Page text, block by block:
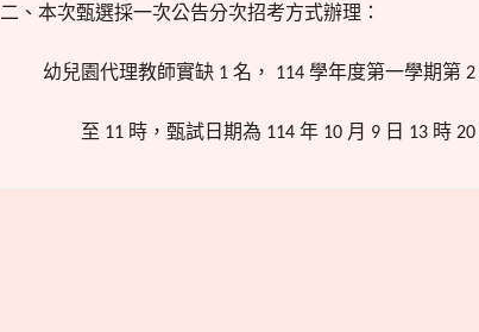
二、本次甄選採一次公告分次招考方式辦理：
幼兒園代理教師實缺1 名， 114 學年度第一學期第 2
至 11 時，甄試日期為 114 年10 月 9 日 13 時20